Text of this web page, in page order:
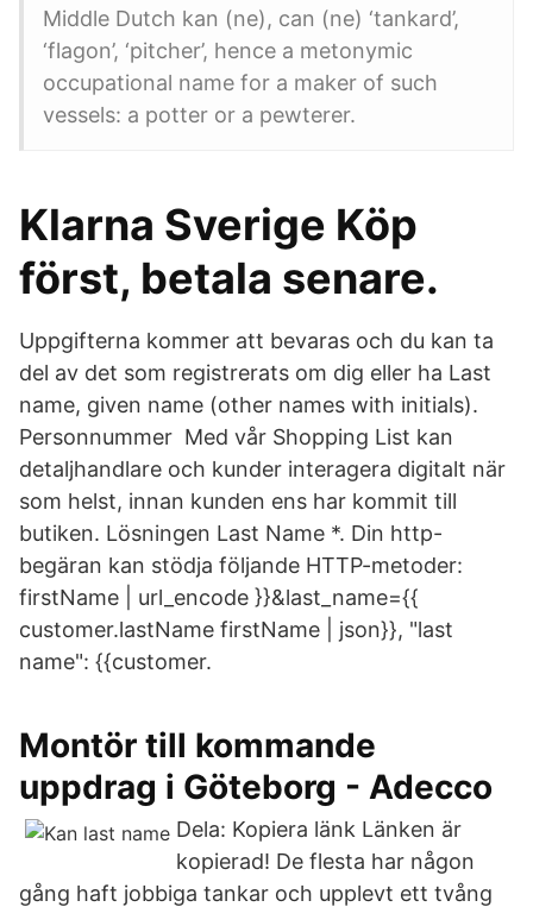
Middle Dutch kan (ne), can (ne) ‘tankard’,
‘flagon’, ‘pitcher’, hence a metonymic
occupational name for a maker of such
vessels: a potter or a pewterer.
Klarna Sverige Köp
först, betala senare.
Uppgifterna kommer att bevaras och du kan ta
del av det som registrerats om dig eller ha Last
name, given name (other names with initials).
Personnummer Med vår Shopping List kan
detaljhandlare och kunder interagera digitalt när
som helst, innan kunden ens har kommit till
butiken. Lösningen Last Name *. Din http-
begäran kan stödja följande HTTP-metoder:
firstName | url_encode }}&last_name={{
customer.lastName firstName | json}}, "last
name": {{customer.
Montör till kommande
uppdrag i Göteborg - Adecco
Dela: Kopiera länk Länken är
kopierad! De flesta har någon
gång haft jobbiga tankar och upplevt ett tvång